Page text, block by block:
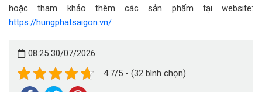
hoặc tham khảo thêm các sản phẩm tại website:
https://hungphatsaigon.vn/
08:25 30/07/2026
4.7/5 - (32 bình chọn)